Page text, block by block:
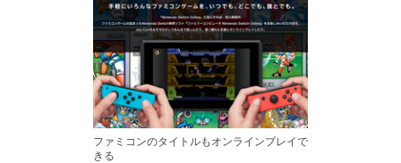
ファミコンのタイトルもオンラインプレイで
きる